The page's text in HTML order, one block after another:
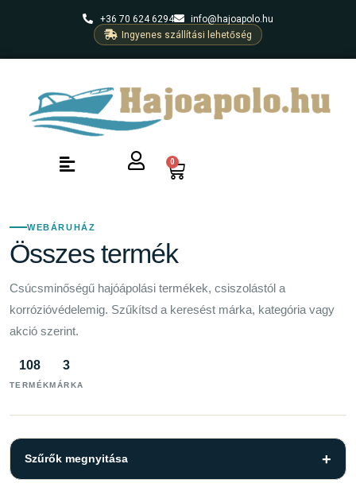
+36 70 624 6294
info@hajoapolo.hu
Ingyenes szállítási lehetőség
0
WEBÁRUHÁZ
Összes termék
Csúcsminőségű hajóápolási termékek, csiszolástól a
korrózióvédelemig. Szűkítsd a keresést márka, kategória vagy
akció szerint.
108
TERMÉK
3
MÁRKA
Szűrők megnyitása